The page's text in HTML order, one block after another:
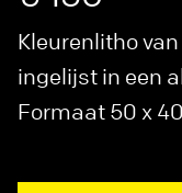
Kleurenlitho
ingelijst in een
Formaat 50 x